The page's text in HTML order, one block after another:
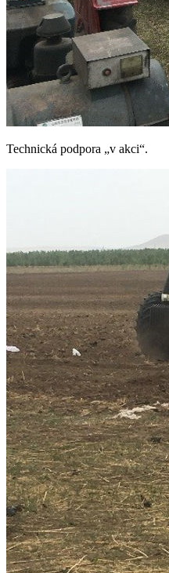
Technická podpora „v akci“.